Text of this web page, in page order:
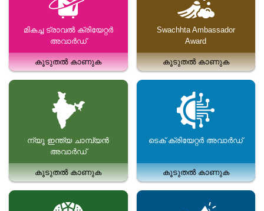
മികച്ച ട്രാവൽ ക്രിയേറ്റർ
അവാർഡ്
കൂടുതൽ കാണുക
Swachhta Ambassador
Award
കൂടുതൽ കാണുക
ന്യൂ ഇന്ത്യ ചാമ്പ്യൻ
അവാർഡ്
കൂടുതൽ കാണുക
ടെക് ക്രിയേറ്റർ അവാർഡ്
കൂടുതൽ കാണുക